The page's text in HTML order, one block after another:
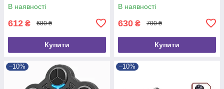
В наявності
612 ₴ 680 ₴
Купити
В наявності
630 ₴ 700 ₴
Купити
–10% –10%